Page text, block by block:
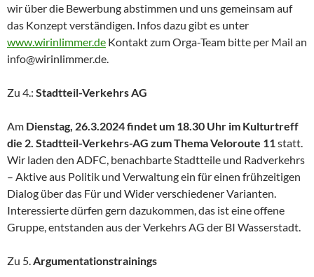
wir über die Bewerbung abstimmen und uns gemeinsam auf
das Konzept verständigen. Infos dazu gibt es unter
www.wirinlimmer.de Kontakt zum Orga-Team bitte per Mail an
info@wirinlimmer.de.
Zu 4.: Stadtteil-Verkehrs AG
Am Dienstag, 26.3.2024 findet um 18.30 Uhr im Kulturtreff
die 2. Stadtteil-Verkehrs-AG zum Thema Veloroute 11statt.
Wir laden den ADFC, benachbarte Stadtteile und Radverkehrs
– Aktive aus Politik und Verwaltung ein für einen frühzeitigen
Dialog über das Für und Wider verschiedener Varianten.
Interessierte dürfen gern dazukommen, das ist eine offene
Gruppe, entstanden aus der Verkehrs AG der BI Wasserstadt.
Zu 5.Argumentationstrainings